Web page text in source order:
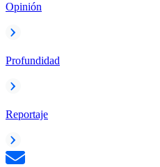
Opinión
Profundidad
Reportaje